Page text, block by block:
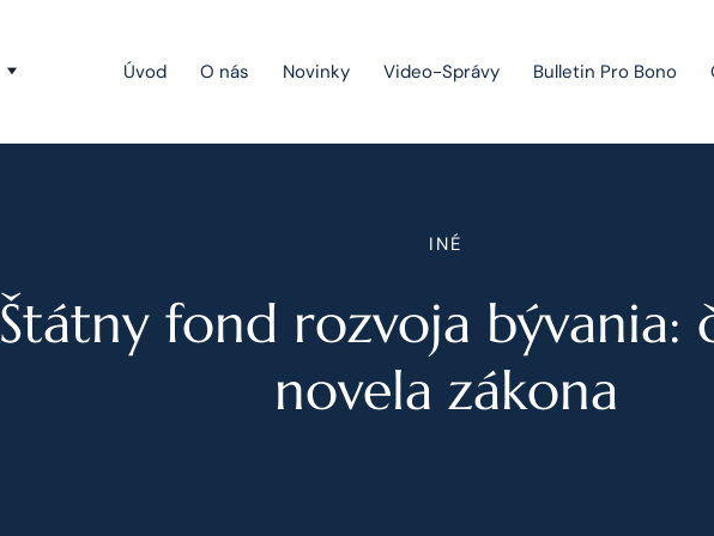
Úvod O nás Novinky Video-Správy Bulletin Pro Bono
Fúzie a akvizície
Právo obchodných spoločností
Právo hospodárskej súťaže
INÉ
Štátny fond rozvoja bývania:
novela zákona